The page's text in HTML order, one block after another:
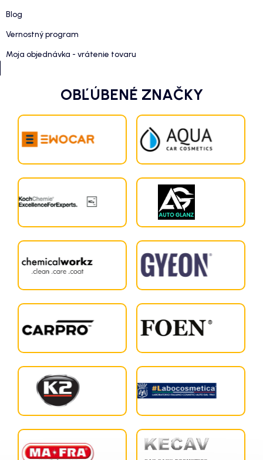
Blog
Vernostný program
Moja objednávka - vrátenie tovaru
OBĽÚBENÉ ZNAČKY